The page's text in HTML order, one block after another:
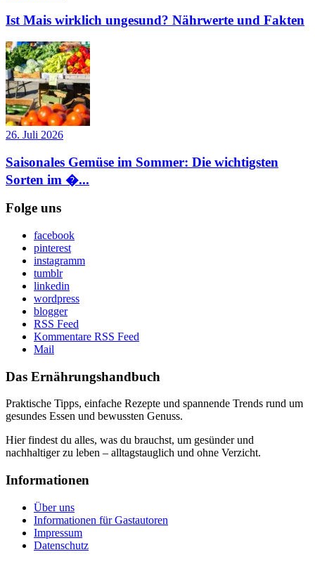
Ist Mais wirklich ungesund? Nährwerte und Fakten
26. Juli 2026
Saisonales Gemüse im Sommer: Die wichtigsten
Sorten im �...
Folge uns
facebook
pinterest
instagramm
tumblr
linkedin
wordpress
blogger
RSS Feed
Kommentare RSS Feed
Mail
Das Ernährungshandbuch
Praktische Tipps, einfache Rezepte und spannende Trends rund um
gesundes Essen und bewussten Genuss.
Hier findest du alles, was du brauchst, um gesünder und
nachhaltiger zu leben – alltagstauglich und ohne Verzicht.
Informationen
Über uns
Informationen für Gastautoren
Impressum
Datenschutz